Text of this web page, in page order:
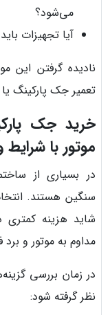
می‌شود؟
آیا تجهیزات
نادیده گرفتن این
تعمیر جک پارکینگ
خرید جک
موتور با شرایط
در بسیاری از
سنگین هستند.
شاید هزینه کمتری
مداوم به موتور و
در زمان بررسی
نظر گرفته شود: